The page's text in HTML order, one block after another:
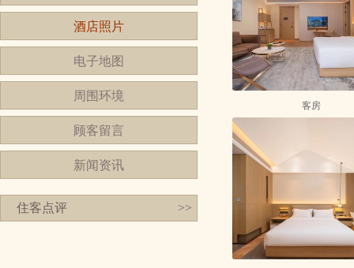
酒店照片
电子地图
周围环境
顾客留言
新闻资讯
住客点评 >>
客房